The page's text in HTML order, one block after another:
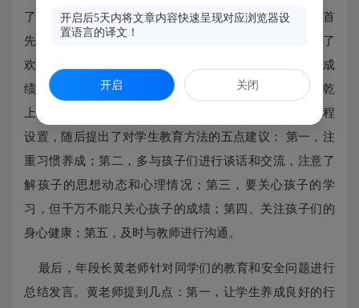
了精彩的发言，会议由七年级段长黄发声老师主持。首
先，官福城校长上台发言。官校长对家长们的到来表达了
欢迎和感谢，并介绍了福州三牧中学在往年取得的优异成
绩，阐明了家长会开展的目的。
接着党组织负责人蓝跃乾
上台，先是向家长介绍了我校的办学特点以及特色的课程
设置，随后提出了对学生教育方法的五点建议：
第一 ， 注
重习惯养成 ； 第 二， 多与孩子们进行谈话和交流，注意了
解孩子的思想动态和心理情况 ； 第三， 要关心孩子的学
习，但千万不能只关心孩子的成绩 ； 第四 、关注孩子们的
身心健康 ；第五， 及时与教师进行沟通 。
最后，年段长黄老师针对同学们的教育和安全问题进行
总结发言。黄老师提到几点：第一，让学生养成良好的行
开启后5天内将文章内容快速呈现对应浏览器设
置语言的译文！
开启 关闭